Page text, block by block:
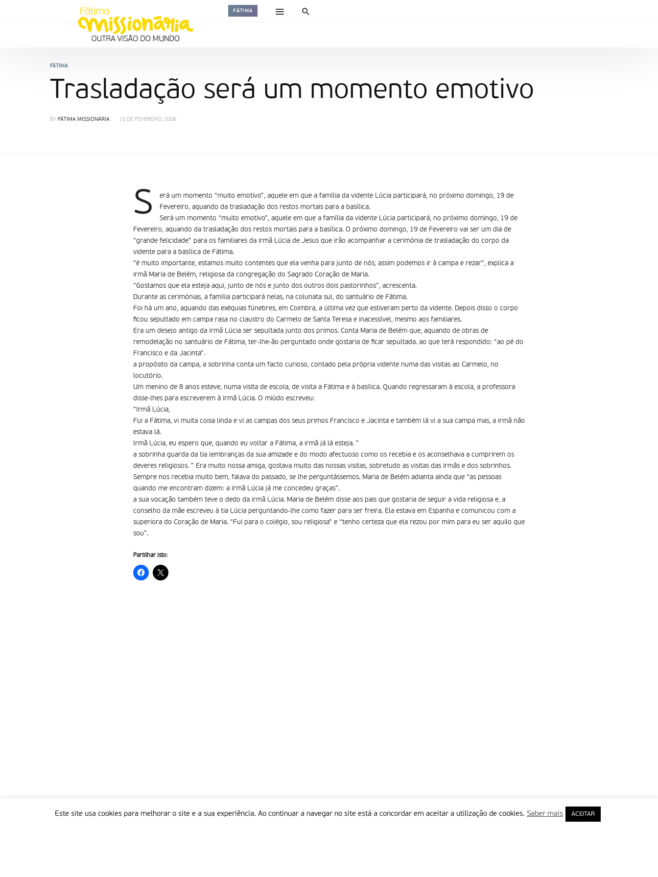
FÁTIMA
FÁTIMA
Trasladação será um momento emotivo
BY FÁTIMA MISSIONÁRIA 15 DE FEVEREIRO, 2006
S
erá um momento “muito emotivo”, aquele em que a família da vidente Lúcia participará, no próximo domingo, 19 de
Fevereiro, aquando da trasladação dos restos mortais para a basílica.
Será um momento “muito emotivo”, aquele em que a família da vidente Lúcia participará, no próximo domingo, 19 de
Fevereiro, aquando da trasladação dos restos mortais para a basílica. O próximo domingo, 19 de Fevereiro vai ser um dia de
“grande felicidade” para os familiares da irmã Lúcia de Jesus que irão acompanhar a cerimónia de trasladação do corpo da
vidente para a basílica de Fátima.
“é muito importante, estamos muito contentes que ela venha para junto de nós, assim podemos ir à campa e rezar”, explica a
irmã Maria de Belém, religiosa da congregação do Sagrado Coração de Maria.
“Gostamos que ela esteja aqui, junto de nós e junto dos outros dois pastorinhos”, acrescenta.
Durante as cerimónias, a família participará nelas, na colunata sul, do santuário de Fátima.
Foi há um ano, aquando das exéquias fúnebres, em Coimbra, a última vez que estiveram perto da vidente. Depois disso o corpo
ficou sepultado em campa rasa no claustro do Carmelo de Santa Teresa e inacessível, mesmo aos familiares.
Era um desejo antigo da irmã Lúcia ser sepultada junto dos primos. Conta Maria de Belém que, aquando de obras de
remodelação no santuário de Fátima, ter-lhe-ão perguntado onde gostaria de ficar sepultada. ao que terá respondido: “ao pé do
Francisco e da Jacinta”.
a propósito da campa, a sobrinha conta um facto curioso, contado pela própria vidente numa das visitas ao Carmelo, no
locutório.
Um menino de 8 anos esteve, numa visita de escola, de visita a Fátima e à basílica. Quando regressaram à escola, a professora
disse-lhes para escreverem à irmã Lúcia. O miúdo escreveu:
“Irmã Lúcia,
Fui a Fátima, vi muita coisa linda e vi as campas dos seus primos Francisco e Jacinta e também lá vi a sua campa mas, a irmã não
estava lá.
Irmã Lúcia, eu espero que, quando eu voltar a Fátima, a irmã já lá esteja. ”
a sobrinha guarda da tia lembranças da sua amizade e do modo afectuoso como os recebia e os aconselhava a cumprirem os
deveres religiosos. ” Era muito nossa amiga, gostava muito das nossas visitas, sobretudo as visitas das irmãs e dos sobrinhos.
Sempre nos recebia muito bem, falava do passado, se lhe perguntássemos. Maria de Belém adianta ainda que “as pessoas
quando me encontram dizem: a irmã Lúcia já me concedeu graças”.
a sua vocação também teve o dedo da irmã Lúcia. Maria de Belém disse aos pais que gostaria de seguir a vida religiosa e, a
conselho da mãe escreveu à tia Lúcia perguntando-lhe como fazer para ser freira. Ela estava em Espanha e comunicou com a
superiora do Coração de Maria. “Fui para o colégio, sou religiosa” e “tenho certeza que ela rezou por mim para eu ser aquilo que
sou”.
Partilhar isto:
Este site usa cookies para melhorar o site e a sua experiência. Ao continuar a navegar no site está a concordar em aceitar a utilização de cookies. Saber mais ACEITAR